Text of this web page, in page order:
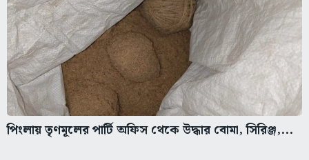
পিংলায় তৃণমূলের পার্টি অফিস থেকে উদ্ধার বোমা, সিরিঞ্জ,...